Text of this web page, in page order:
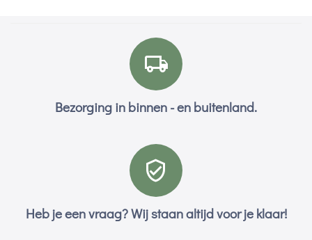
Bezorging in binnen - en buitenland.
Heb je een vraag? Wij staan altijd voor je klaar!